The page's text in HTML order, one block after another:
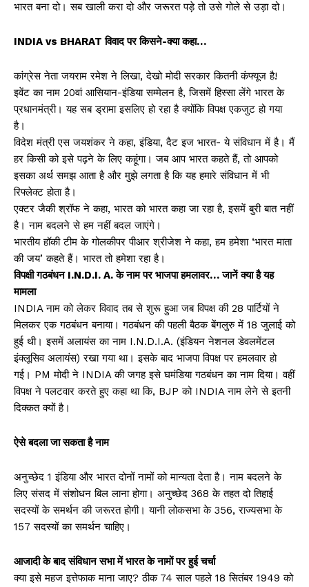
भारत बना दो। सब खाली करा दो और जरूरत पड़े तो उसे गोले से उड़ा दो।
INDIA vs BHARAT विवाद पर किसने-क्या कहा…
कांग्रेस नेता जयराम रमेश ने लिखा, देखो मोदी सरकार कितनी कंफ्यूज है!
इवेंट का नाम 20वां आसियान-इंडिया सम्मेलन है, जिसमें हिस्सा लेंगे भारत के
प्रधानमंत्री। यह सब ड्रामा इसलिए हो रहा है क्योंकि विपक्ष एकजुट हो गया
है।
विदेश मंत्री एस जयशंकर ने कहा, इंडिया, दैट इज भारत- ये संविधान में है। मैं
हर किसी को इसे पढ़ने के लिए कहूंगा। जब आप भारत कहते हैं, तो आपको
इसका अर्थ समझ आता है और मुझे लगता है कि यह हमारे संविधान में भी
रिफ्लेक्ट होता है।
एक्टर जैकी श्रॉफ ने कहा, भारत को भारत कहा जा रहा है, इसमें बुरी बात नहीं
है। नाम बदलने से हम नहीं बदल जाएंगे।
भारतीय हॉकी टीम के गोलकीपर पीआर श्रीजेश ने कहा, हम हमेशा ‘भारत माता
की जय’ कहते हैं। भारत तो हमेशा रहा है।
विपक्षी गठबंधन I.N.D.I. A. के नाम पर भाजपा हमलावर… जानें क्या है यह
मामला
INDIA नाम को लेकर विवाद तब से शुरू हुआ जब विपक्ष की 28 पार्टियों ने
मिलकर एक गठबंधन बनाया। गठबंधन की पहली बैठक बेंगलुरु में 18 जुलाई को
हुई थी। इसमें अलायंस का नाम I.N.D.I.A. (इंडियन नेशनल डेवलमेंटल
इंक्लूसिव अलायंस) रखा गया था। इसके बाद भाजपा विपक्ष पर हमलवार हो
गई। PM मोदी ने INDIA की जगह इसे घमंडिया गठबंधन का नाम दिया। वहीं
विपक्ष ने पलटवार करते हुए कहा था कि, BJP को INDIA नाम लेने से इतनी
दिक्कत क्यों है।
ऐसे बदला जा सकता है नाम
अनुच्छेद 1 इंडिया और भारत दोनों नामों को मान्यता देता है। नाम बदलने के
लिए संसद में संशोधन बिल लाना होगा। अनुच्छेद 368 के तहत दो तिहाई
सदस्यों के समर्थन की जरूरत होगी। यानी लोकसभा के 356, राज्यसभा के
157 सदस्यों का समर्थन चाहिए।
आजादी के बाद संविधान सभा में भारत के नामों पर हुई चर्चा
क्या इसे महज इत्तेफाक माना जाए? ठीक 74 साल पहले 18 सितंबर 1949 को